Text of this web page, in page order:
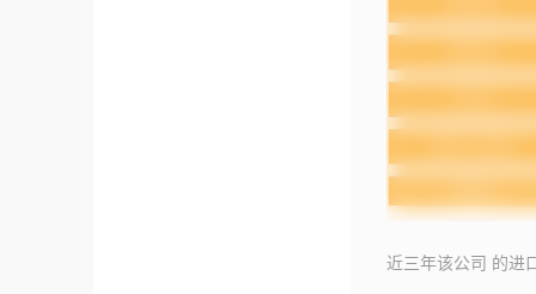
近三年该公司 的进